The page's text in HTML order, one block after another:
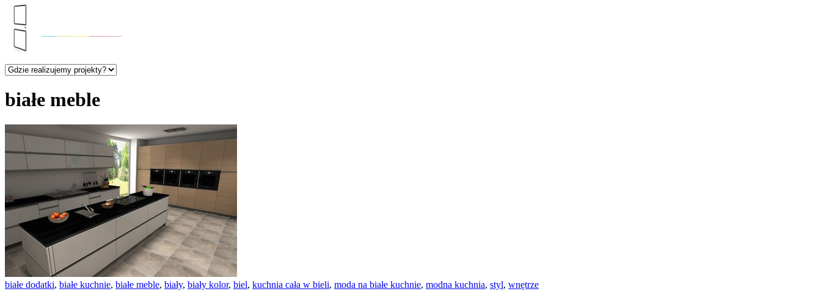
białe meble
białe dodatki, białe kuchnie, białe meble, biały, biały kolor, biel, kuchnia cała w bieli, moda na białe kuchnie, modna kuchnia, styl, wnętrze